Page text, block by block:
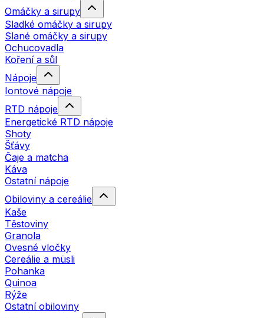
Omáčky a sirupy
Sladké omáčky a sirupy
Slané omáčky a sirupy
Ochucovadla
Koření a sůl
Nápoje
Iontové nápoje
RTD nápoje
Energetické RTD nápoje
Shoty
Šťávy
Čaje a matcha
Káva
Ostatní nápoje
Obiloviny a cereálie
Kaše
Těstoviny
Granola
Ovesné vločky
Cereálie a müsli
Pohanka
Quinoa
Rýže
Ostatní obiloviny